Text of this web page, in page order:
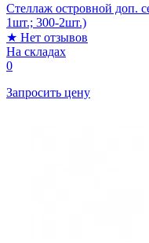
Стеллаж островной доп.
1шт.; 300-2шт.)
★ Нет отзывов
На складах
0
Запросить цену